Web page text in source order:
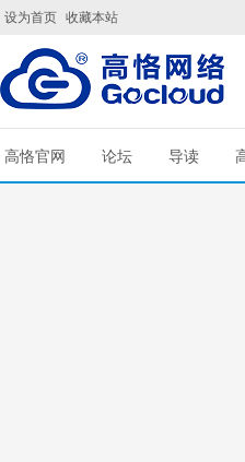
设为首页 收藏本站
高恪官网 论坛 导读